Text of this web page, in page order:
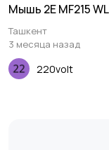
Мышь 2E MF215
Ташкент
3 месяца назад
220volt